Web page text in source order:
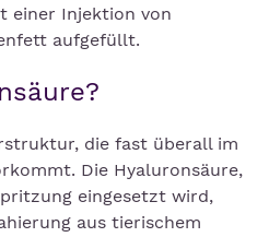
einer Injektion von
aufgefüllt.
die fast überall im
Die Hyaluronsäure,
eingesetzt wird,
aus tierischem